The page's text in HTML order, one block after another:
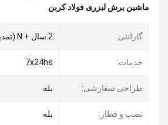
ماشین برش لیزری فولاد کربن
گارانتی: 2 سال + N (تمدید)
خدمات: 7x24hs
طراحی سفارشی: بله
نصب و قطار: بله